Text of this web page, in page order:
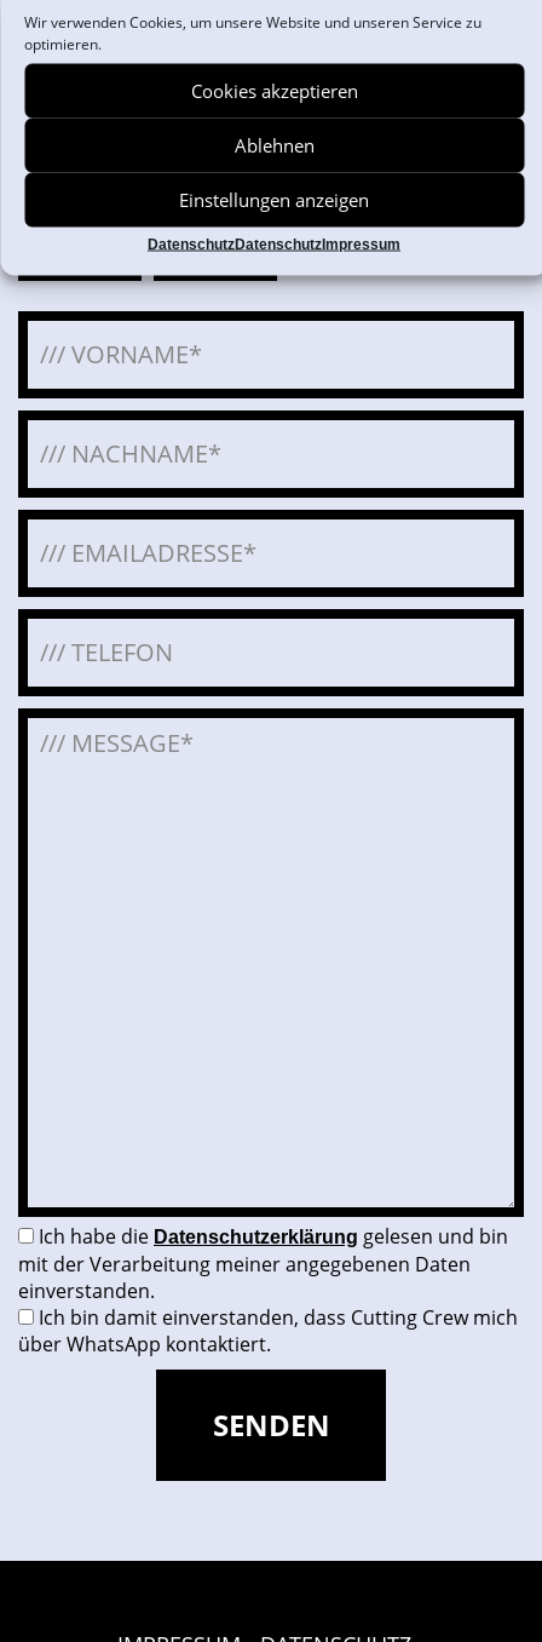
Wir verwenden Cookies, um unsere Website und unseren Service zu
optimieren.
Cookies akzeptieren
Ablehnen
Einstellungen anzeigen
DatenschutzDatenschutzImpressum
Wir werden Ihr Anliegen schnellstmöglich bearbeiten.
Cutting Crew Verwaltung
74076 Heilbronn
FRAU HERR
Bitte lasse dieses Feld leer.
Ich habe die Datenschutzerklärung gelesen und bin
mit der Verarbeitung meiner angegebenen Daten
einverstanden.
Ich bin damit einverstanden, dass Cutting Crew mich
über WhatsApp kontaktiert.